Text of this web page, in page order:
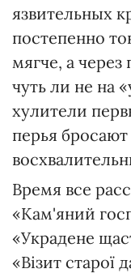
язвительных
постепенно
мягче, а через
чуть ли не на
хулители
перья
Время все
«Кам'яний
«Украдене
«Візит старої